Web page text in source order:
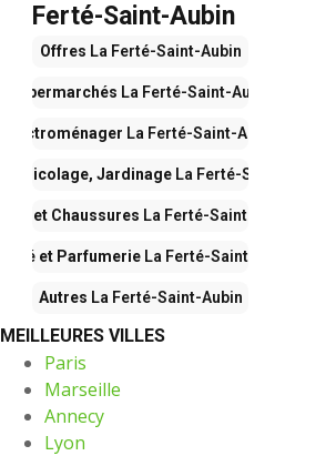
Ferté-Saint-Aubin
Offres La Ferté-Saint-Aubin
Supermarchés La Ferté-Saint-Aubin
Électroménager La Ferté-Saint-Aubin
Bricolage, Jardinage La Ferté-Saint-Aubin
et Chaussures La Ferté-Saint-Aubin
et Parfumerie La Ferté-Saint-Aubin
Autres La Ferté-Saint-Aubin
MEILLEURES VILLES
Paris
Marseille
Annecy
Lyon